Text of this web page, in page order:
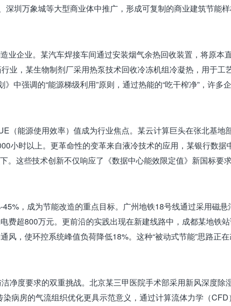
圳万象城等大型商业体中推广，形成可复制的商业建筑节能样
业企业。某汽车焊接车间通过安装烟气余热回收装置，将原
业，某生物制剂厂采用热泵技术回收冷冻机组冷凝热，用于工
中强调的“能源梯级利用”原则，通过热能的“吃干榨净”，许多
（能源使用效率）值成为行业焦点。某云计算巨头在张北基
小时以上。更革命性的变革来自液冷技术的应用，某银行数
。这些技术创新不仅响应了《数据中心能效限定值》新国标要
，成为节能改造的重点目标。广州地铁18号线通过采用磁
费超800万元。更前沿的实践出现在新建线路中，成都某地铁
风，使环控系统峰值负荷降低18%。这种“被动式节能”思路正
净度要求的双重挑战。北京某三甲医院手术部采用新风深度
病房的气流组织优化更具示范意义，通过计算流体力学（